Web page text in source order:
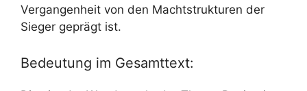
Vergangenheit von den Machtstrukturen der
Sieger geprägt ist.
Bedeutung im Gesamttext: